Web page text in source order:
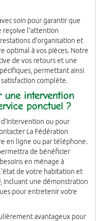
soin pour garantir que
reçoive l'attention
d'organisation et
optimal à vos pièces. Notre
de vos retours et une
permettant ainsi
complète.
une intervention
ponctuel ?
ou pour
La Fédération
en ligne ou par téléphone.
de bénéficier
en ménage à
de votre habitation et
, incluant une démonstration
pour entretenir votre
avantageux pour